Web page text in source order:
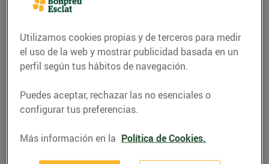
Utilizamos cookies propias y de terceros para medir
el uso de la web y mostrar publicidad basada en un
perfil según tus hábitos de navegación.
Puedes aceptar, rechazar las no esenciales o
configurar tus preferencias.
Más información en la Política de Cookies.